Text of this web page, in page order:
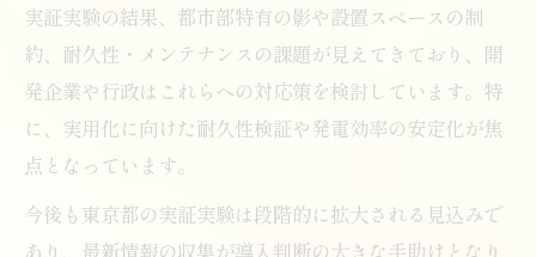
実証実験の結果、都市部特有の影や設置スペースの制
約、耐久性・メンテナンスの課題が見えてきており、開
発企業や行政はこれらへの対応策を検討しています。特
に、実用化に向けた耐久性検証や発電効率の安定化が焦
点となっています。
今後も東京都の実証実験は段階的に拡大される見込みで
あり、最新情報の収集が導入判断の大きな手助けとなり